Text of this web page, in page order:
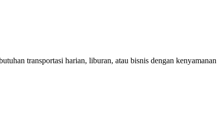
transportasi harian, liburan, atau bisnis dengan kenyamanan